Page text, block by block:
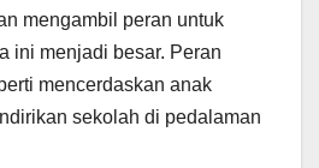
mengambil peran untuk
ini menjadi besar. Peran
mencerdaskan anak
sekolah di pedalaman